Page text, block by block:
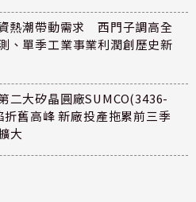
熱潮帶動需求 西門子調高全
、單季工業事業利潤創歷史新
二大矽晶圓廠SUMCO(3436-
折舊高峰 新廠投產拖累前三季
大